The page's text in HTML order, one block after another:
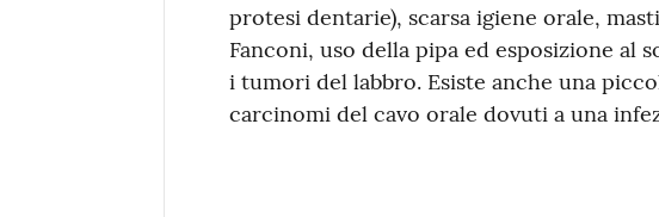
protesi dentarie), scarsa igiene orale,
Fanconi, uso della pipa ed esposizione
i tumori del labbro. Esiste anche una
carcinomi del cavo orale dovuti a una